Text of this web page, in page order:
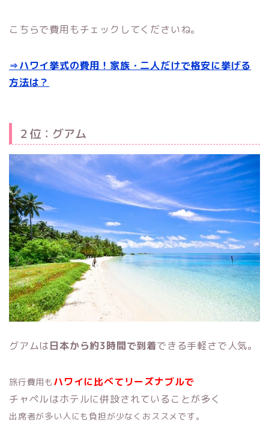
こちらで費用もチェックしてくださいね。
⇒ハワイ挙式の費用！家族・二人だけで格安に挙げる
方法は？
２位：グアム
グアムは日本から約3時間で到着できる手軽さで人気。
旅行費用も ハワイに比べてリーズナブルで
チャペルはホテルに併設されていることが多く
出席者が多い人にも負担が少なくおススメです。